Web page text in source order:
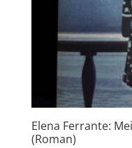
Elena Ferrante:
(Roman)